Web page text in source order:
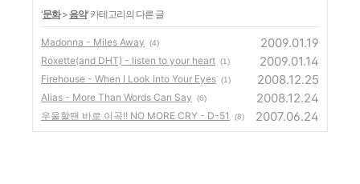
'문화> 음악' 카테고리의 다른 글
Madonna - Miles Away (4) 2009.01.19
Roxette(and DHT) - listen to your heart (1) 2009.01.14
Firehouse - When I Look Into Your Eyes (1) 2008.12.25
Alias - More Than Words Can Say (6) 2008.12.24
우울할땐 바로 이곡!! NO MORE CRY - D-51 (8) 2007.06.24